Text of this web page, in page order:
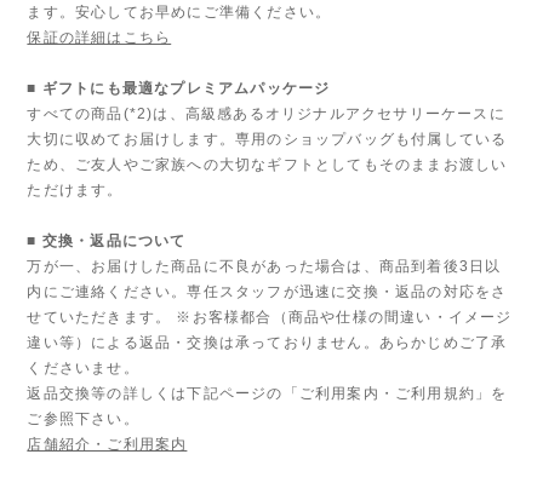
ます。安心してお早めにご準備ください。
保証の詳細はこちら
■ ギフトにも最適なプレミアムパッケージ
すべての商品(*2)は、高級感あるオリジナルアクセサリーケースに
大切に収めてお届けします。専用のショップバッグも付属している
ため、ご友人やご家族への大切なギフトとしてもそのままお渡しい
ただけます。
■ 交換・返品について
万が一、お届けした商品に不良があった場合は、商品到着後3日以
内にご連絡ください。専任スタッフが迅速に交換・返品の対応をさ
せていただきます。 ※お客様都合（商品や仕様の間違い・イメージ
違い等）による返品・交換は承っておりません。あらかじめご了承
くださいませ。
返品交換等の詳しくは下記ページの「ご利用案内・ご利用規約」を
ご参照下さい。
店舗紹介・ご利用案内